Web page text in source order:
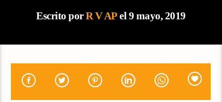
Escrito porR V APel 9 mayo, 2019